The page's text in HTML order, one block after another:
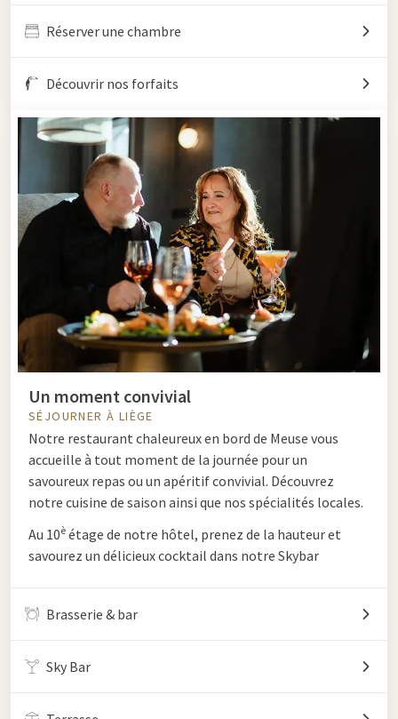
Réserver une chambre
Découvrir nos forfaits
Un moment convivial
SÉJOURNER À LIÈGE
Notre restaurant chaleureux en bord de Meuse vous
accueille à tout moment de la journée pour un
savoureux repas ou un apéritif convivial. Découvrez
notre cuisine de saison ainsi que nos spécialités locales.
Au 10è étage de notre hôtel, prenez de la hauteur et
savourez un délicieux cocktail dans notre Skybar
Brasserie & bar
Sky Bar